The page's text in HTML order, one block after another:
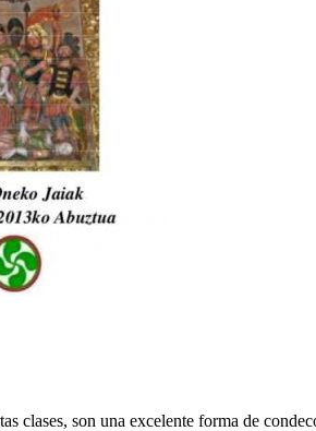
clases, son una excelente forma de